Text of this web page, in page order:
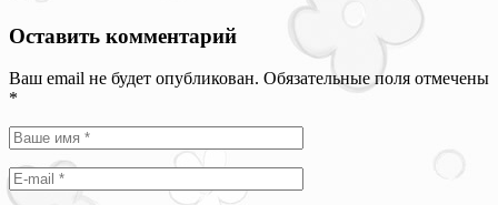
Оставить комментарий
Ваш email не будет опубликован. Обязательные поля отмечены
*